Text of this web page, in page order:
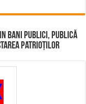
bani publici, publică
patrioților